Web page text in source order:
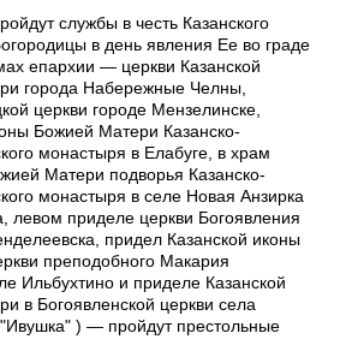
службы в честь Казанского
в день явления Ее во граде
епархии — церкви Казанской
города Набережные Челны,
церкви городе Мензелинске,
Божией Матери Казанско-
монастыря в Елабуге, в храм
Матери подворья Казанско-
монастыря в селе Новая Анзирка
левом приделе церкви Богоявления
придел Казанской иконы
преподобного Макария
Ильбухтино и приделе Казанской
в Богоявленской церкви села
) — пройдут престольные